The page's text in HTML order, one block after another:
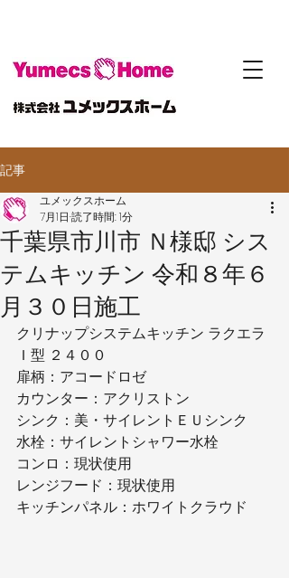
記事
千葉県市川市 Ｎ様邸 シス
テムキッチン 令和８年６
月３０日施工
ユメックスホーム
7月1日 読了時間: 1分
クリナップシステムキッチン ラクエラ
Ｉ型 ２４００
扉柄：アコードロゼ
カウンター：アクリストン
シンク：美・サイレントＥＵシンク
水栓：サイレントシャワー水栓
コンロ：現状使用
レンジフード：現状使用
キッチンパネル：ホワイトクラウド